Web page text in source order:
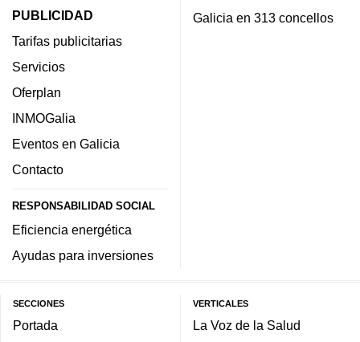
PUBLICIDAD
Tarifas publicitarias
Servicios
Oferplan
INMOGalia
Eventos en Galicia
Contacto
RESPONSABILIDAD SOCIAL
Eficiencia energética
Ayudas para inversiones
Galicia en 313 concellos
SECCIONES
Portada
VERTICALES
La Voz de la Salud